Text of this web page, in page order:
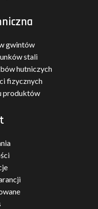
gwintów
stali
hutniczych
fizycznych
produktów